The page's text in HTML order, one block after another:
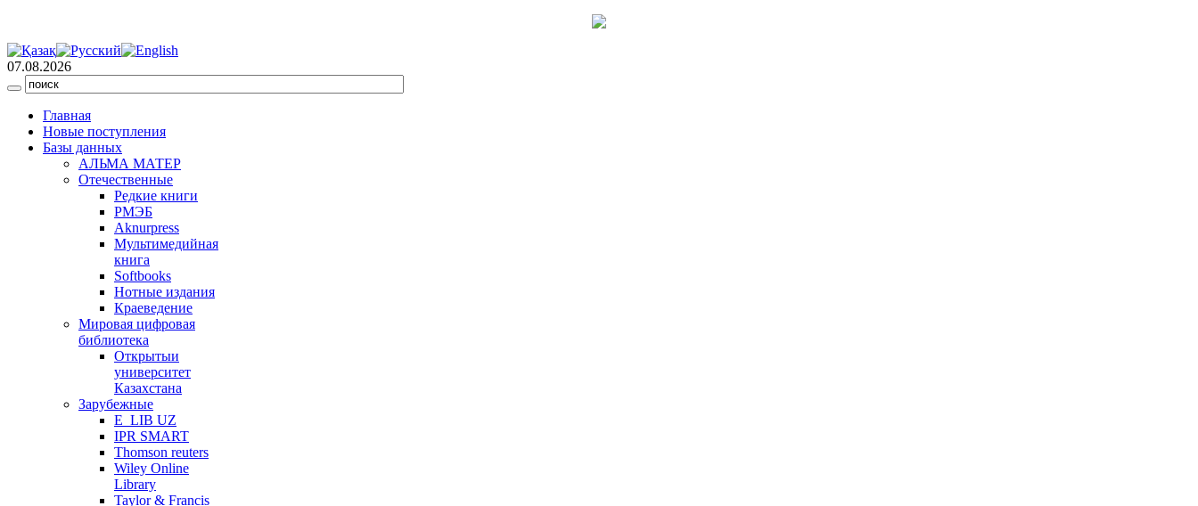
07.08.2026
Главная
Новые поступления
Базы данных
АЛЬМА МАТЕР
Отечественные
Редкие книги
РМЭБ
Аknurpress
Мультимедийная
книга
Softbooks
Нотные издания
Краеведение
Мировая цифровая
библиотека
Открытыи
университет
Казахстана
Зарубежные
E_LIB UZ
IPR SMART
Thomson reuters
Wiley Online
Library
Taylor & Francis